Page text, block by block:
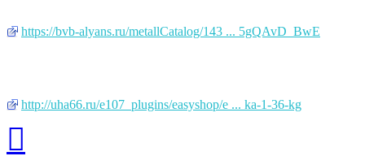
https://bvb-alyans.ru/metallCatalog/143 ... 5gQAvD_BwE
http://uha66.ru/e107_plugins/easyshop/e ... ka-1-36-kg
началу